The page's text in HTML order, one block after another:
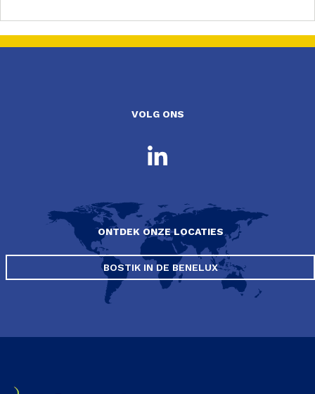
VOLG ONS
ONTDEK ONZE LOCATIES
BOSTIK IN DE BENELUX